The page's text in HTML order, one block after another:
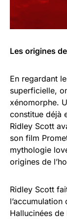
Les origines
En regardant
superficielle,
xénomorphe.
constitue déjà
Ridley Scott
son film
mythologie
origines de
Ridley Scott
Hallucinées